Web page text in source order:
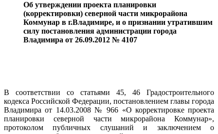
Об утверждении проекта планировки
(корректировки) северной части микрорайона
Коммунар в г.Владимире, и о признании утратившим
силу постановления администрации города
Владимира от 26.09.2012 № 4107
В соответствии со статьями 45, 46 Градостроительного
кодекса Российской Федерации, постановлением главы города
Владимира от 14.03.2008 № 966 «О корректировке проекта
планировки северной части микрорайона Коммунар»,
протоколом публичных слушаний и заключением о